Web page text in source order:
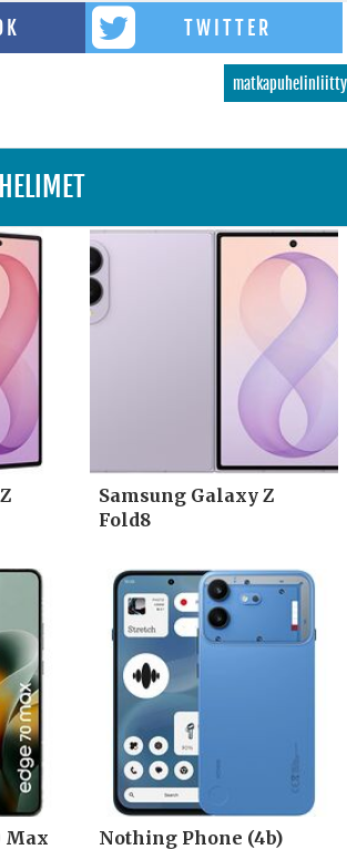
TWITTER
Samsung Galaxy Z
Fold8
Max Nothing Phone (4b)